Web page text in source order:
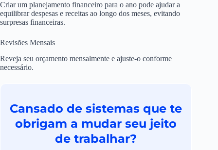
Criar um planejamento financeiro para o ano pode ajudar a
equilibrar despesas e receitas ao longo dos meses, evitando
surpresas financeiras.
Revisões Mensais
Reveja seu orçamento mensalmente e ajuste-o conforme
necessário.
Cansado de sistemas que te
obrigam a mudar seu jeito
de trabalhar?